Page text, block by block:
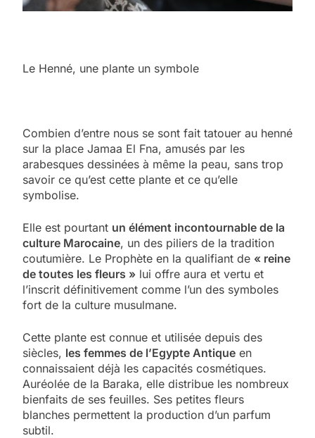
Le Henné, une plante un symbole
Combien d’entre nous se sont fait tatouer au henné
sur la place Jamaa El Fna, amusés par les
arabesques dessinées à même la peau, sans trop
savoir ce qu’est cette plante et ce qu’elle
symbolise.
Elle est pourtant un élément incontournable de la
culture Marocaine, un des piliers de la tradition
coutumière. Le Prophète en la qualifiant de « reine
de toutes les fleurs » lui offre aura et vertu et
l’inscrit définitivement comme l’un des symboles
fort de la culture musulmane.
Cette plante est connue et utilisée depuis des
siècles, les femmes de l’Egypte Antique en
connaissaient déjà les capacités cosmétiques.
Auréolée de la Baraka, elle distribue les nombreux
bienfaits de ses feuilles. Ses petites fleurs
blanches permettent la production d’un parfum
subtil.